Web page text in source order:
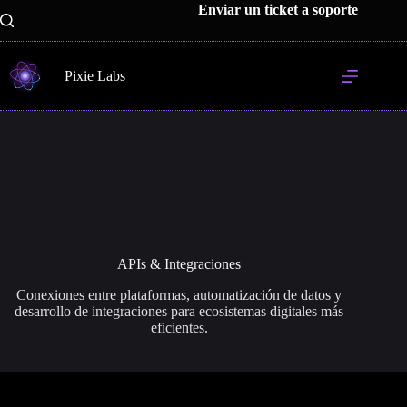
al
contenido
Enviar un ticket a soporte
Pixie Labs
APIs & Integraciones
Conexiones entre plataformas, automatización de datos y
desarrollo de integraciones para ecosistemas digitales más
eficientes.